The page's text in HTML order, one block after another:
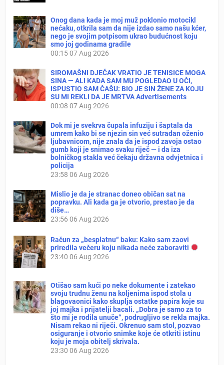
Onog dana kada je moj muž poklonio motocikl
nećaku, otkrila sam da nije izdao samo našu kćer,
nego je svojim potpisom ukrao budućnost koju
smo joj godinama gradile
00:1507 Aug 2026
SIROMAŠNI DJEČAK VRATIO JE TENISICE MOGA
SINA — ALI KADA SAM MU POGLEDAO U OČI,
ISPUSTIO SAM ČAŠU: BIO JE SIN ŽENE ZA KOJU
SU MI REKLI DA JE MRTVA Advertisements
00:08 07 Aug 2026
Dok mi je svekrva čupala infuziju i šaptala da
umrem kako bi se njezin sin već sutradan oženio
ljubavnicom, nije znala da je ispod zavoja ostao
gumb koji je snimao svaku riječ — i da iza
bolničkog stakla već čekaju državna odvjetnica i
policija
23:58 06 Aug 2026
Mislio je da je stranac doneo običan sat na
popravku. Ali kada ga je otvorio, prestao je da
diše…
23:56 06 Aug 2026
Račun za „besplatnu“ baku: Kako sam zaovi
priredila večeru koju nikada neće zaboraviti
23:40 06 Aug 2026
Otišao sam kući po neke dokumente i zatekao
svoju trudnu ženu na koljenima ispod stola u
blagovaonici kako skuplja ostatke papira koje su
joj majka i prijatelji bacali. „Dobra je samo za to
što mi je rodila unuče“, podrugljivo se rekla majka.
Nisam rekao ni riječi. Okrenuo sam stol, pozvao
osiguranje i otvorio snimke koje će otkriti istinu
koju je moja obitelj skrivala.
23:30 06 Aug 2026